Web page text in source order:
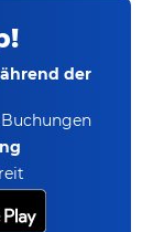
der